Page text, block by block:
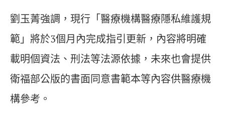
劉玉菁強調，現行「醫療機構醫療隱私維護規
範」將於3個月內完成指引更新，內容將明確
載明個資法、刑法等法源依據，未來也會提供
衛福部公版的書面同意書範本等內容供醫療機
構參考。